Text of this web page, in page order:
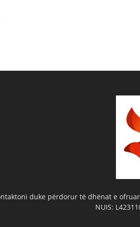
duke përdorur të dhënat e
NUIS: